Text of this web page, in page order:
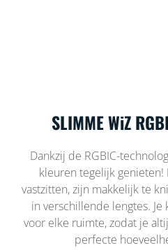
SLIMME WiZ
Dankzij de RGBIC-
kleuren tegelijk
vastzitten, zijn makkelijk te
in verschillende lengtes.
voor elke ruimte, zodat je
perfecte